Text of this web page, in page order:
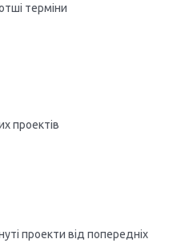
терміни
проектів
проекти від попередніх